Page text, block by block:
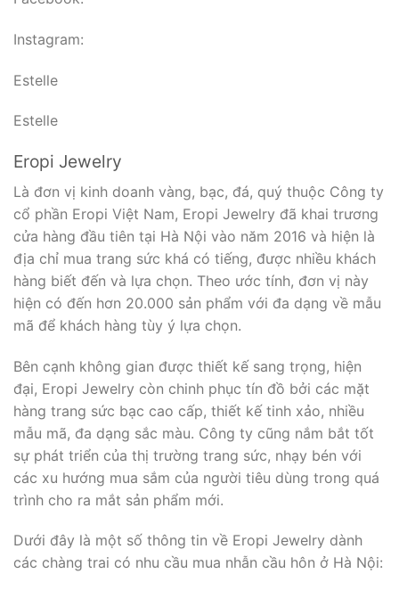
Instagram:
Estelle
Estelle
Eropi Jewelry
Là đơn vị kinh doanh vàng, bạc, đá, quý thuộc Công ty
cổ phần Eropi Việt Nam, Eropi Jewelry đã khai trương
cửa hàng đầu tiên tại Hà Nội vào năm 2016 và hiện là
địa chỉ mua trang sức khá có tiếng, được nhiều khách
hàng biết đến và lựa chọn. Theo ước tính, đơn vị này
hiện có đến hơn 20.000 sản phẩm với đa dạng về mẫu
mã để khách hàng tùy ý lựa chọn.
Bên cạnh không gian được thiết kế sang trọng, hiện
đại, Eropi Jewelry còn chinh phục tín đồ bởi các mặt
hàng trang sức bạc cao cấp, thiết kế tinh xảo, nhiều
mẫu mã, đa dạng sắc màu. Công ty cũng nắm bắt tốt
sự phát triển của thị trường trang sức, nhạy bén với
các xu hướng mua sắm của người tiêu dùng trong quá
trình cho ra mắt sản phẩm mới.
Dưới đây là một số thông tin về Eropi Jewelry dành
các chàng trai có nhu cầu mua nhẫn cầu hôn ở Hà Nội: